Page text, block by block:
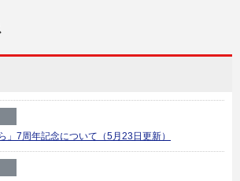
」7周年記念について（5月23日更新）